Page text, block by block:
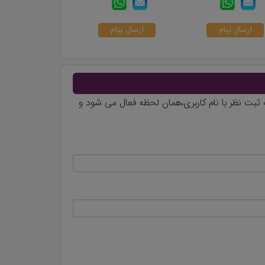
و هیجان شما بسیار مناسب است. از مزایای اقامت در هتل
مهیاست، پس با علاءالدین تراول همراه باشید تا
و تشریفاتی قرار است بهترین لحظات را برای شما
ارسال پیام ارسال پیام
نظر با نام کاربری،همان لحظه فعال می شود و